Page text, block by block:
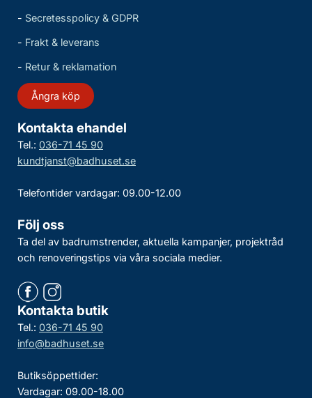
- Secretesspolicy & GDPR
- Frakt & leverans
- Retur & reklamation
Ångra köp
Kontakta ehandel
Tel.: 036-71 45 90
kundtjanst@badhuset.se
Telefontider vardagar: 09.00-12.00
Följ oss
Ta del av badrumstrender, aktuella kampanjer, projektråd
och renoveringstips via våra sociala medier.
Kontakta butik
Tel.: 036-71 45 90
info@badhuset.se
Butiksöppettider:
Vardagar: 09.00-18.00